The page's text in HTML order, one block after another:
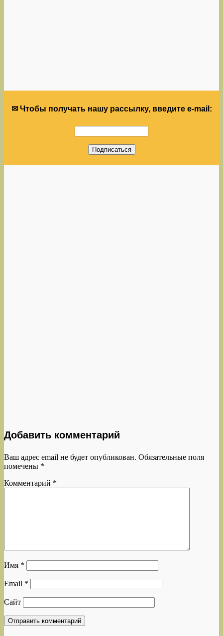
✉ Чтобы получать нашу рассылку, введите e-mail:
Добавить комментарий
Ваш адрес email не будет опубликован. Обязательные поля
помечены *
Комментарий *
Имя *
Email *
Сайт